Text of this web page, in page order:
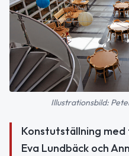
Illustrationsbild:
Konstutställning
Eva Lundbäck och